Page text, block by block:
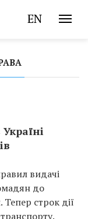
EN
видачі
до
строк дії